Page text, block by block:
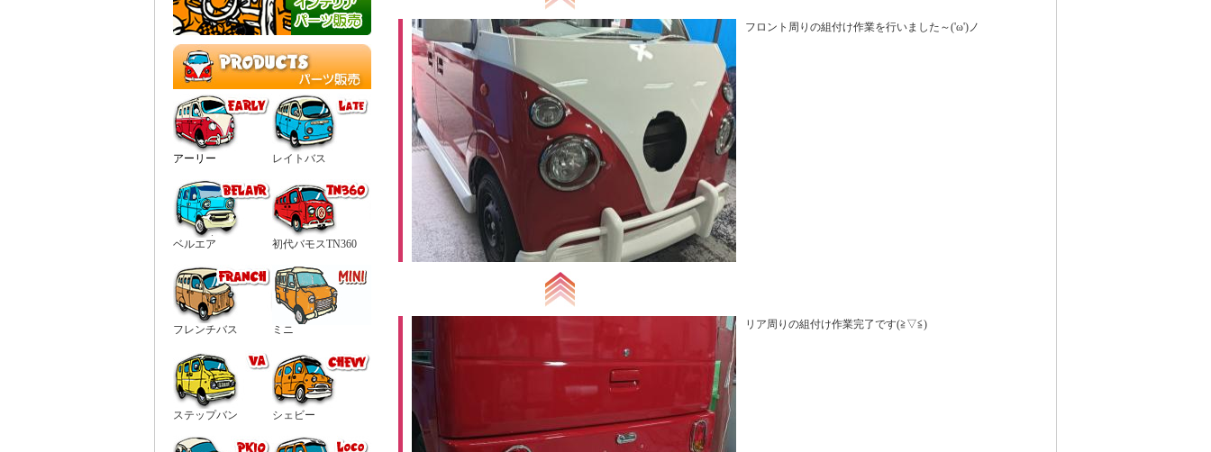
アーリー レイトバス
ベルエア 初代バモスTN360
フレンチバス ミニ
ステップバン シェビー
フロント周りの組付け作業を行いました～('ω')ノ
リア周りの組付け作業完了です(≧▽≦)